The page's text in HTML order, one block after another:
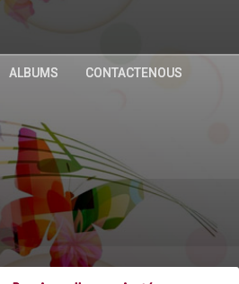
ALBUMS CONTACTENOUS